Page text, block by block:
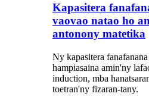
Kapasitera
vaovao natao ho
antonony matetika
Ny kapasitera
hampiasaina amin'ny
induction, mba
toetran'ny fizaran-tany.